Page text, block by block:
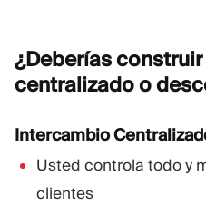
¿Deberías
centralizado o
Intercambio
Usted controla todo y
clientes